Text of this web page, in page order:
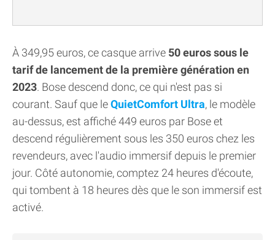
À 349,95 euros, ce casque arrive 50 euros sous le
tarif de lancement de la première génération en
2023. Bose descend donc, ce qui n'est pas si
courant. Sauf que leQuietComfort Ultra, le modèle
au-dessus, est affiché 449 euros par Bose et
descend régulièrement sous les 350 euros chez les
revendeurs, avec l'audio immersif depuis le premier
jour. Côté autonomie, comptez 24 heures d'écoute,
qui tombent à 18 heures dès que le son immersif est
activé.